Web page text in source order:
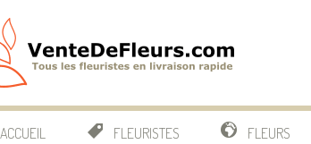
ACCUEIL FLEURISTES FLEURS